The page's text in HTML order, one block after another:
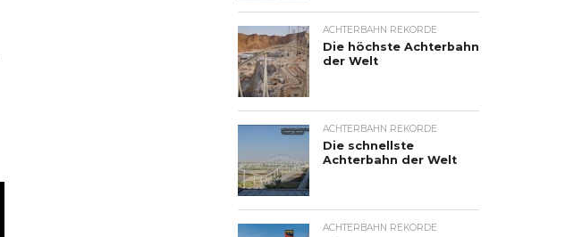
ACHTERBAHN REKORDE
Die höchste Achterbahn
der Welt
ACHTERBAHN REKORDE
Die schnellste
Achterbahn der Welt
ACHTERBAHN REKORDE